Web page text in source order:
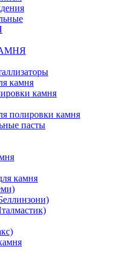
камня
камня
полировки камня
пасты
камня